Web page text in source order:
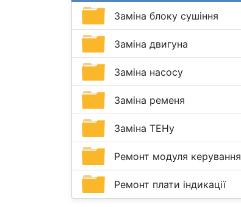
Заміна блоку сушіння
Заміна двигуна
Заміна насосу
Заміна ременя
Заміна ТЕНу
Ремонт модуля керування
Ремонт плати індикації